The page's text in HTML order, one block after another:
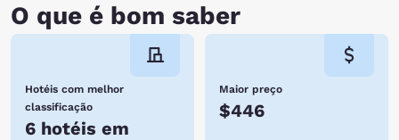
O que é bom saber
Hotéis com melhor
classificação
6 hotéis em
Maior preço
$446